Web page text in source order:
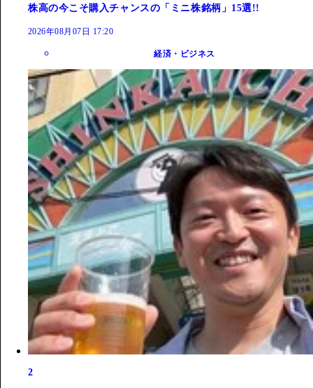
株高の今こそ購入チャンスの「ミニ株銘柄」15選!!
2026年08月07日 17:20
経済・ビジネス
2